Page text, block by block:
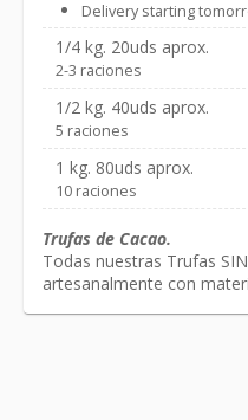
Delivery starting
1/4 kg. 20uds aprox.
2-3 raciones
1/2 kg. 40uds aprox.
5 raciones
1 kg. 80uds aprox.
10 raciones
Trufas de Cacao.
Todas nuestras Trufas
artesanalmente con